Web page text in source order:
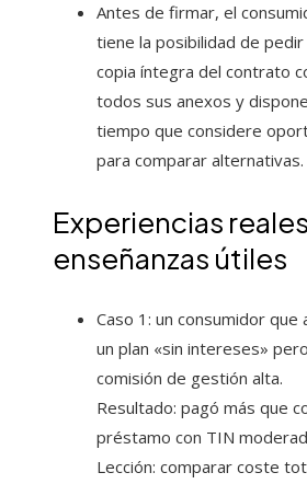
Antes de firmar, el
tiene la posibilidad de pedir
copia íntegra del contrato
todos sus anexos y
tiempo que considere
para comparar alternativas.
Experiencias
enseñanzas útiles
Caso 1: un consumidor que
un plan «sin intereses»
comisión de gestión alta.
Resultado: pagó más que
préstamo con TIN
Lección: comparar coste